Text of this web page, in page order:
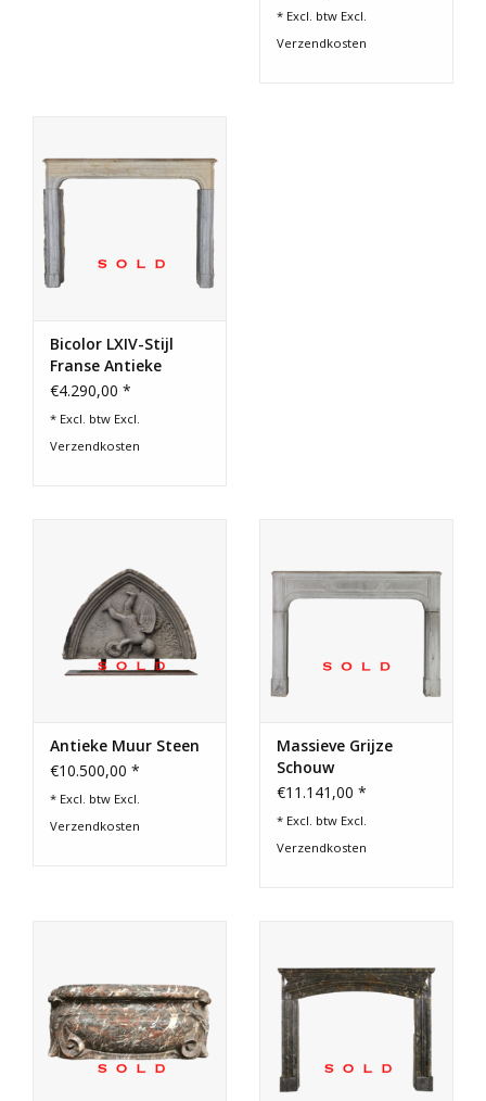
* Excl. btw Excl.
Verzendkosten
Bicolor LXIV-Stijl
Franse Antieke
Stenen Omlijsting
€4.290,00 *
* Excl. btw Excl.
Verzendkosten
Antieke Muur Steen
€10.500,00 *
* Excl. btw Excl.
Verzendkosten
Massieve Grijze
Schouw
€11.141,00 *
* Excl. btw Excl.
Verzendkosten